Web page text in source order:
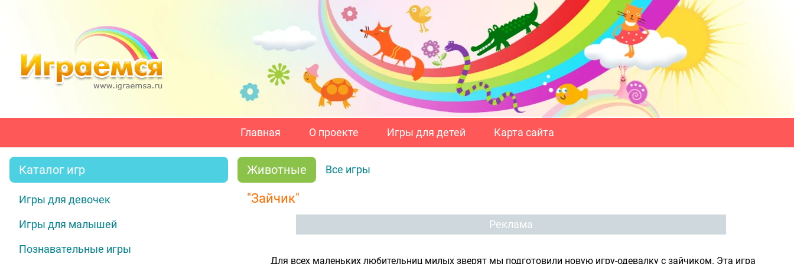
Главная О проекте Игры для детей Карта сайта
Каталог игр
Игры для девочек
Игры для малышей
Познавательные игры
Животные Все игры
"Зайчик"
Реклама
Для всех маленьких любительниц милых зверят мы подготовили новую игру-одевалку с зайчиком. Эта игра